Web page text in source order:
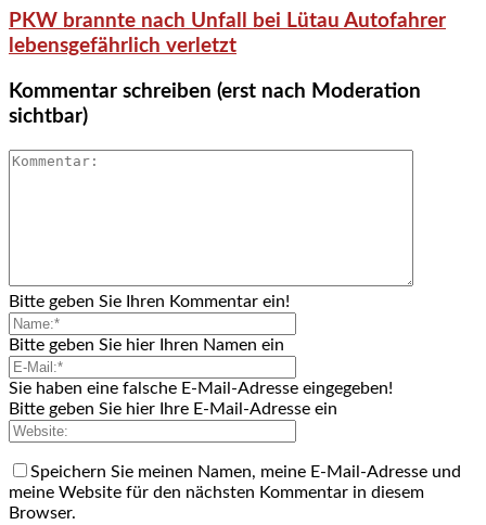
PKW brannte nach Unfall bei Lütau Autofahrer
lebensgefährlich verletzt
Kommentar schreiben (erst nach Moderation
sichtbar)
Bitte geben Sie Ihren Kommentar ein!
Bitte geben Sie hier Ihren Namen ein
Sie haben eine falsche E-Mail-Adresse eingegeben!
Bitte geben Sie hier Ihre E-Mail-Adresse ein
Speichern Sie meinen Namen, meine E-Mail-Adresse und
meine Website für den nächsten Kommentar in diesem
Browser.